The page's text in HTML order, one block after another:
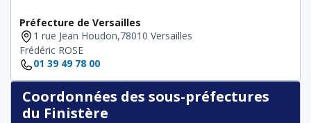
Préfecture de Versailles
1 rue Jean Houdon,78010 Versailles
Frédéric ROSE
01 39 49 78 00
Coordonnées des sous-préfectures
du Finistère